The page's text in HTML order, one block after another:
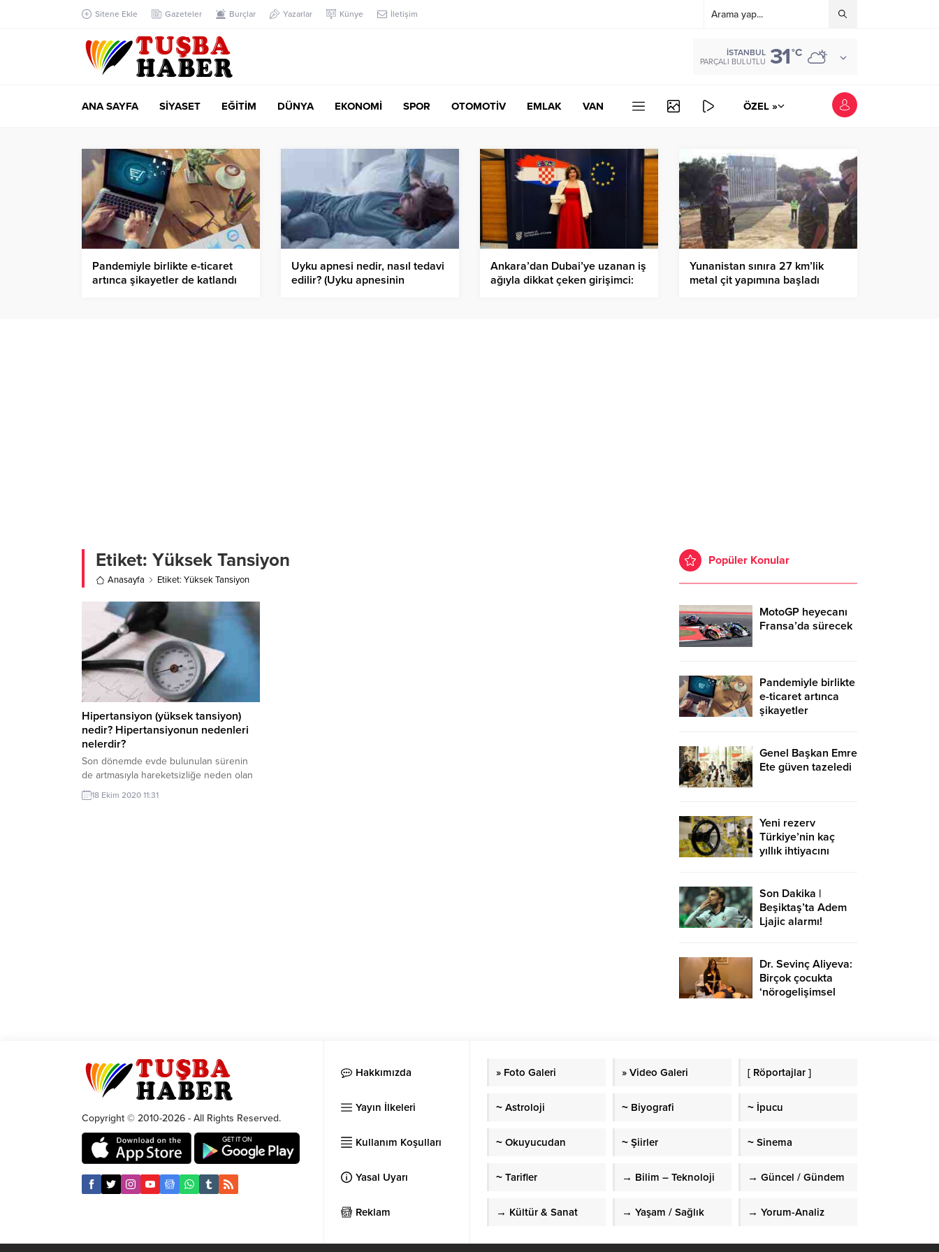
Sitene Ekle Gazeteler Burçlar Yazarlar Künye İletişim
İSTANBUL
PARÇALI BULUTLU 31°C
ANA SAYFA SİYASET EĞİTİM DÜNYA EKONOMİ SPOR OTOMOTİV EMLAK VAN ÖZEL »
Pandemiyle birlikte e-ticaret
artınca şikayetler de katlandı
Uyku apnesi nedir, nasıl tedavi
edilir? (Uyku apnesinin
Ankara’dan Dubai’ye uzanan iş
ağıyla dikkat çeken girişimci:
Yunanistan sınıra 27 km’lik
metal çit yapımına başladı
Etiket: Yüksek Tansiyon
Anasayfa Etiket: Yüksek Tansiyon
Hipertansiyon (yüksek tansiyon)
nedir? Hipertansiyonun nedenleri
nelerdir?
Son dönemde evde bulunulan sürenin
de artmasıyla hareketsizliğe neden olan
corona virüsün, dolaylı yoldan yüksek
tansiyona neden olabiliyor.
18 Ekim 2020 11:31
Popüler Konular
MotoGP heyecanı
Fransa’da sürecek
Pandemiyle birlikte
e-ticaret artınca
şikayetler
Genel Başkan Emre
Ete güven tazeledi
Yeni rezerv
Türkiye’nin kaç
yıllık ihtiyacını
Son Dakika |
Beşiktaş’ta Adem
Ljajic alarmı!
Dr. Sevinç Aliyeva:
Birçok çocukta
‘nörogelişimsel
Copyright © 2010-2026 - All Rights Reserved.
Hakkımızda
Yayın İlkeleri
Kullanım Koşulları
Yasal Uyarı
Reklam
» Foto Galeri » Video Galeri [ Röportajlar ]
~ Astroloji ~ Biyografi ~ İpucu
~ Okuyucudan ~ Şiirler ~ Sinema
~ Tarifler → Bilim – Teknoloji → Güncel / Gündem
→ Kültür & Sanat → Yaşam / Sağlık → Yorum-Analiz